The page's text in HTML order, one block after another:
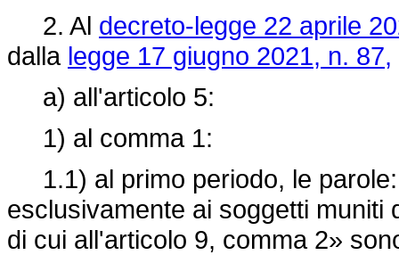
2. Al decreto-legge 22 aprile
dalla legge 17 giugno 2021, n. 87,
a) all'articolo 5:
1) al comma 1:
1.1) al primo periodo, le
esclusivamente ai soggetti muniti
di cui all'articolo 9, comma 2»